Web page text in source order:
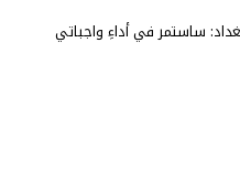
ساستمر في أداءِ واجباتي